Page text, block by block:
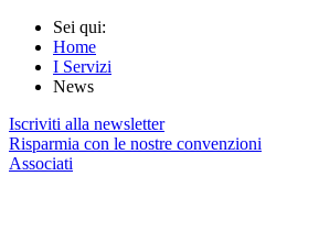
Sei qui:
Home
I Servizi
News
Iscriviti alla newsletter
Risparmia con le nostre convenzioni
Associati